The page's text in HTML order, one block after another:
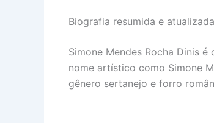
Biografia resumida e atualizada
Simone Mendes Rocha Dinis
nome artístico como Simone
gênero sertanejo e forro